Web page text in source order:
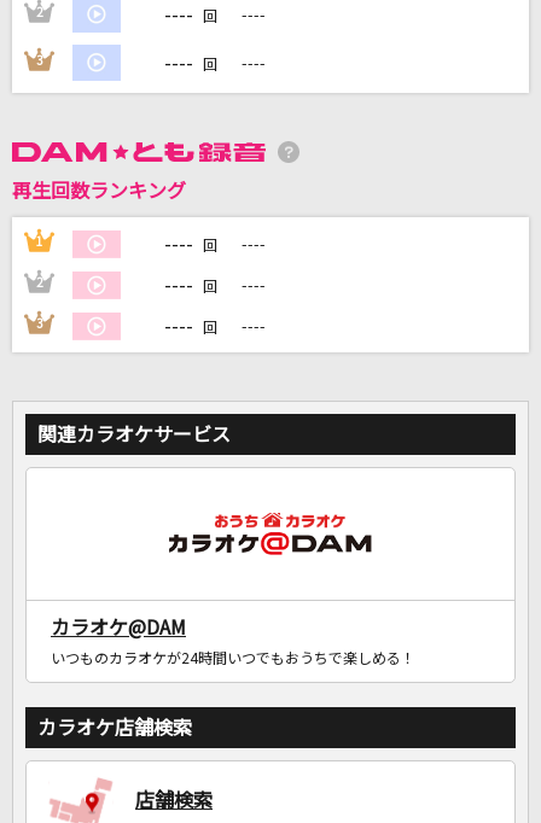
自宅でカラオケ歌い放題！
2 ---- 回 ----
3 ---- 回 ----
再生回数ランキング
1 ---- 回 ----
2 ---- 回 ----
3 ---- 回 ----
関連カラオケサービス
カラオケ@DAM
いつものカラオケが24時間いつでもおうちで楽しめる！
カラオケ店舗検索
店舗検索